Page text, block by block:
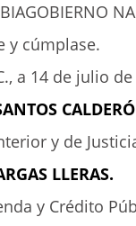
y cúmplase.
a 14 de julio de
y de
LLERAS.
y Crédito